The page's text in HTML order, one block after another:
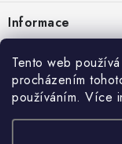
Tento web
procházením
používáním. Více
p
a
Informace
Velkoobchod
Botanic
Blog
Projekt Botanic
Blog Botanic –
doplňků stravy